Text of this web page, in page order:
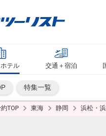
テル 交通＋宿泊
特集一覧
TOP 東海 静岡 浜松・